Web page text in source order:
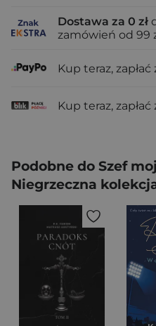
Dostawa za 0 zł
zamówień od 99
Kup teraz, zapłać
Kup teraz, zapłać
Podobne do Szef
Niegrzeczna